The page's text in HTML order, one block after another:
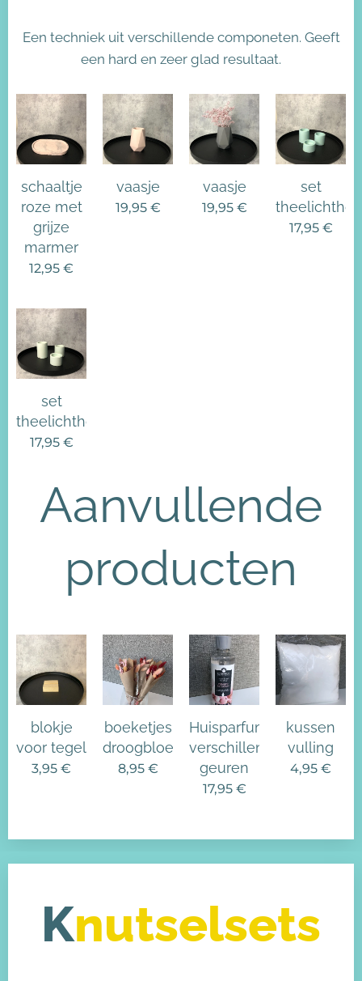
Een techniek uit verschillende componeten. Geeft
een hard en zeer glad resultaat.
schaaltje
roze met
grijze
marmer
12,95 €
vaasje
19,95€
vaasje
19,95€
set
17,95€
set
theelichthouders
17,95€
Aanvullende
producten
blokje
voor tegel
3,95 €
boeketjes
droogbloemen
8,95€
Huisparfum
verschillende
geuren
17,95€
kussen
vulling
4,95 €
Knutselsets